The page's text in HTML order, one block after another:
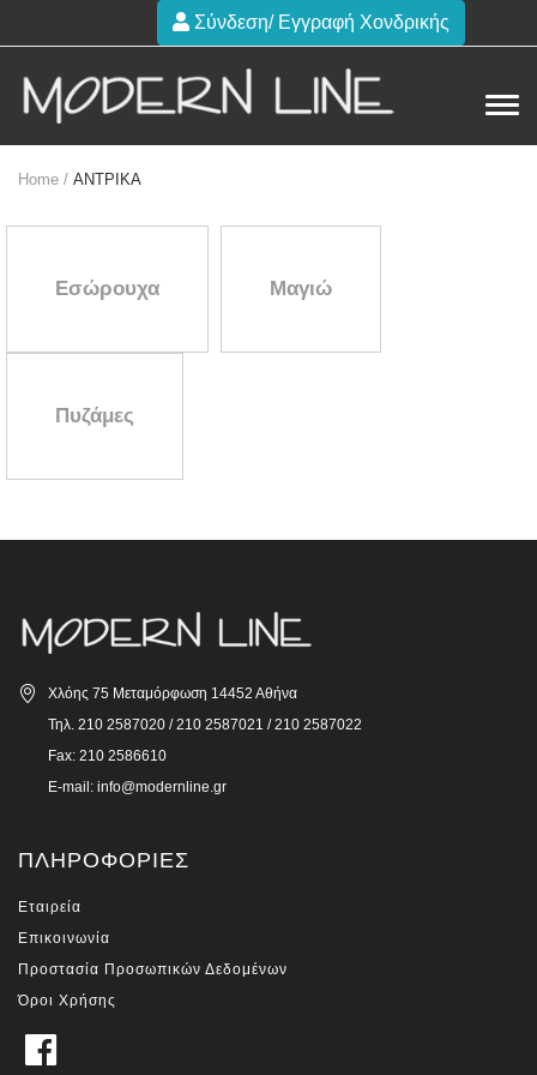
Σύνδεση/ Εγγραφή Χονδρικής
Home / ΑΝΤΡΙΚΑ
Εσώρουχα Μαγιώ
Πυζάμες
Χλόης 75 Μεταμόρφωση 14452 Αθήνα
Τηλ. 210 2587020 / 210 2587021 / 210 2587022
Fax: 210 2586610
E-mail: info@modernline.gr
ΠΛΗΡΟΦΟΡΊΕΣ
Εταιρεία
Επικοινωνία
Προστασία Προσωπικών Δεδομένων
Όροι Χρήσης